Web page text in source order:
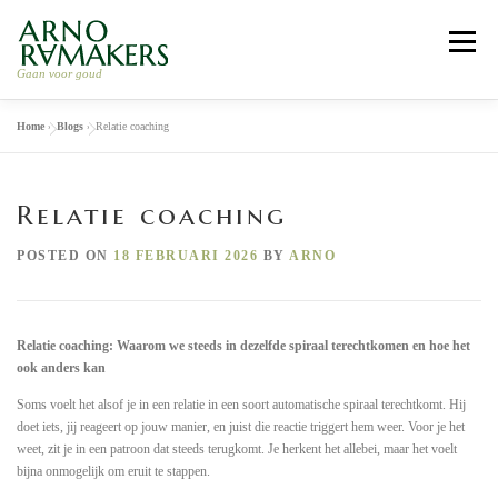
content
Gaan voor goud
Menu
HOME
RELATIE COACHING RETRAITE 2026
Home »Blogs »Relatie coaching
Relatie coaching
POSTED ON 18 FEBRUARI 2026 BY ARNO
Relatie coaching: Waarom we steeds in dezelfde spiraal terechtkomen en hoe het
ook anders kan
Soms voelt het alsof je in een relatie in een soort automatische spiraal terechtkomt. Hij
doet iets, jij reageert op jouw manier, en juist die reactie triggert hem weer. Voor je het
weet, zit je in een patroon dat steeds terugkomt. Je herkent het allebei, maar het voelt
bijna onmogelijk om eruit te stappen.